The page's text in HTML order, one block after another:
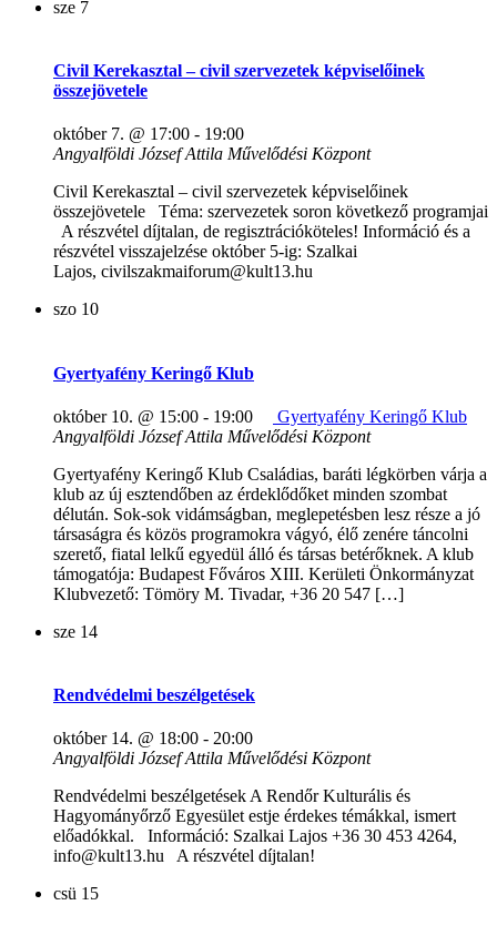
sze 7
Civil Kerekasztal – civil szervezetek képviselőinek
összejövetele
október 7. @ 17:00 - 19:00
Angyalföldi József Attila Művelődési Központ
Civil Kerekasztal – civil szervezetek képviselőinek
összejövetele Téma: szervezetek soron következő programjai
A részvétel díjtalan, de regisztrációköteles! Információ és a
részvétel visszajelzése október 5-ig: Szalkai
Lajos, civilszakmaiforum@kult13.hu
szo 10
Gyertyafény Keringő Klub
október 10. @ 15:00 - 19:00
Gyertyafény Keringő Klub
Angyalföldi József Attila Művelődési Központ
Gyertyafény Keringő Klub Családias, baráti légkörben várja a
klub az új esztendőben az érdeklődőket minden szombat
délután. Sok-sok vidámságban, meglepetésben lesz része a jó
társaságra és közös programokra vágyó, élő zenére táncolni
szerető, fiatal lelkű egyedül álló és társas betérőknek. A klub
támogatója: Budapest Főváros XIII. Kerületi Önkormányzat
Klubvezető: Tömöry M. Tivadar, +36 20 547 […]
sze 14
Rendvédelmi beszélgetések
október 14. @ 18:00 - 20:00
Angyalföldi József Attila Művelődési Központ
Rendvédelmi beszélgetések A Rendőr Kulturális és
Hagyományőrző Egyesület estje érdekes témákkal, ismert
előadókkal. Információ: Szalkai Lajos +36 30 453 4264,
info@kult13.hu A részvétel díjtalan!
csü 15